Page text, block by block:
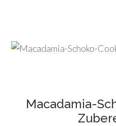
Macadamia-